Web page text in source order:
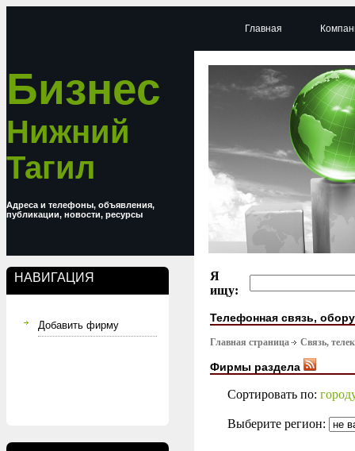
Бизнес
Нижний
Тагил
Адреса и телефоны, объявления,
публикации, новости, ресурсы
НАВИГАЦИЯ
Добавить фирму
Главная
Я
ищу:
Телефонная связь,
Главная страница Связь,
Фирмы раздела
Сортировать по:
Выберите регион: